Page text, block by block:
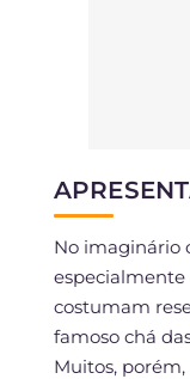
No imaginário
especialmente
costumam
famoso chá
Muitos,